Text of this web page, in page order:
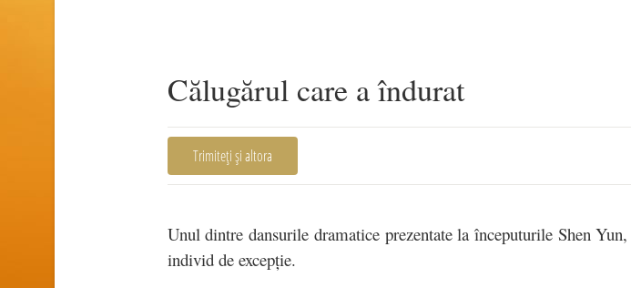
Călugărul care a îndurat
Trimiteți și altora
Unul dintre dansurile dramatice prezentate la începuturile Shen Yun,
individ de excepţie.